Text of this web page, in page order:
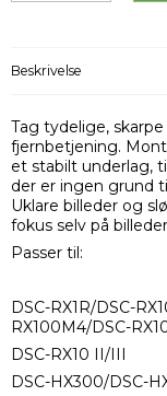
Beskrivelse
Tag tydelige,
fjernbetjening.
et stabilt underlag,
der er ingen grund
Uklare billeder og
fokus selv på
Passer til:
DSC-RX1R/DSC-
RX100M4/DSC-
DSC-RX10 II/III
DSC-HX300/DSC-